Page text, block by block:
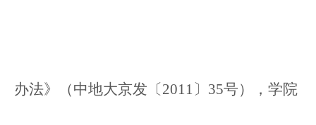
办法》（中地大京发〔2011〕35号），学院